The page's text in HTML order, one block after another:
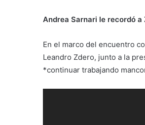
Andrea Sarnari le recordó a
En el marco del encuentro
Leandro Zdero, junto a la
*continuar trabajando